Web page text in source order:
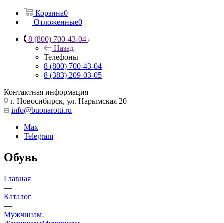
Корзина0
Отложенные0
8 (800) 700-43-04
Назад
Телефоны
8 (800) 700-43-04
8 (383) 209-03-05
Контактная информация
г. Новосибирск, ул. Нарымская 20
info@buonarotti.ru
Max
Telegram
Обувь
Главная
—
Каталог
—
Мужчинам